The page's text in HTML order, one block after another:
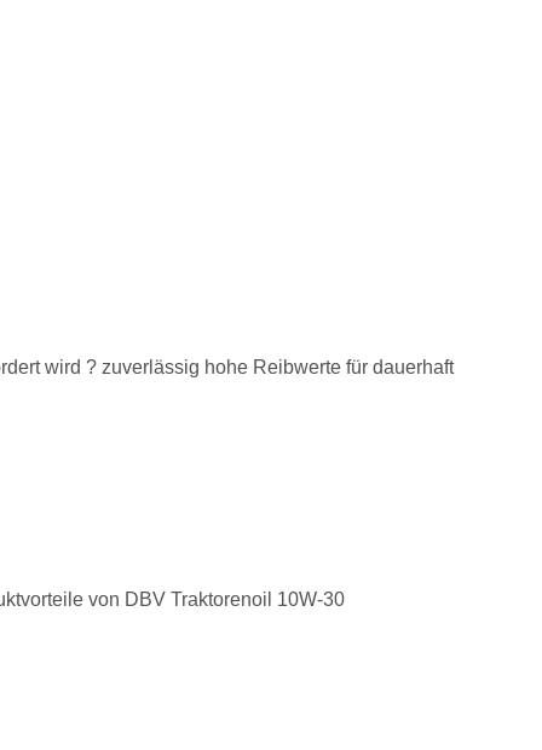
wird ? zuverlässig hohe Reibwerte für dauerhaft
von DBV Traktorenoil 10W-30